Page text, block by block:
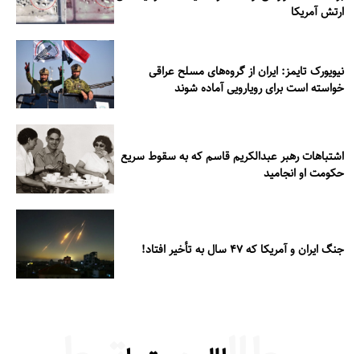
ارتش آمریکا
نیویورک تایمز: ایران از گروه‌های مسلح عراقی
خواسته است برای رویارویی آماده شوند
اشتباهات رهبر عبدالکریم قاسم که به سقوط سریع
حکومت او انجامید
جنگ ایران و آمریکا که ۴۷ سال به تأخیر افتاد!